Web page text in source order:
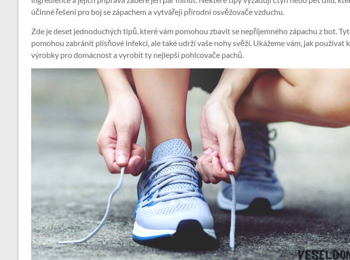
účinné řešení pro boj se zápachem a vytvářejí přírodní osvěžovače vzduchu.
Zde je deset jednoduchých tipů, které vám pomohou zbavit se nepříjemného zápachu z bot.
pomohou zabránit plísňové infekci, ale také udrží vaše nohy svěží. Ukážeme vám, jak používat
výrobky pro domácnost a vyrobit ty nejlepší pohlcovače pachů.